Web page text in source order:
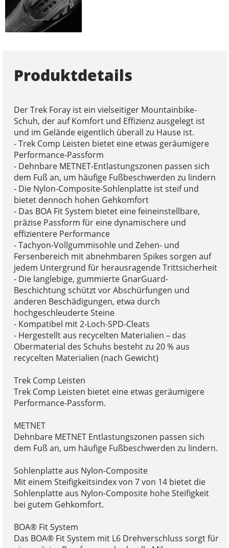
Produktdetails
Der Trek Foray ist ein vielseitiger Mountainbike-
Schuh, der auf Komfort und Effizienz ausgelegt ist
und im Gelände eigentlich überall zu Hause ist.
- Trek Comp Leisten bietet eine etwas geräumigere
Performance-Passform
- Dehnbare METNET-Entlastungszonen passen sich
dem Fuß an, um häufige Fußbeschwerden zu lindern
- Die Nylon-Composite-Sohlenplatte ist steif und
bietet dennoch hohen Gehkomfort
- Das BOA Fit System bietet eine feineinstellbare,
präzise Passform für eine dynamischere und
effizientere Performance
- Tachyon-Vollgummisohle und Zehen- und
Fersenbereich mit abnehmbaren Spikes sorgen auf
jedem Untergrund für herausragende Trittsicherheit
- Die langlebige, gummierte GnarGuard-
Beschichtung schützt vor Abschürfungen und
anderen Beschädigungen, etwa durch
hochgeschleuderte Steine
- Kompatibel mit 2-Loch-SPD-Cleats
- Hergestellt aus recycelten Materialien – das
Obermaterial des Schuhs besteht zu 20 % aus
recycelten Materialien (nach Gewicht)
Trek Comp Leisten
Trek Comp Leisten bietet eine etwas geräumigere
Performance-Passform.
METNET
Dehnbare METNET Entlastungszonen passen sich
dem Fuß an, um häufige Fußbeschwerden zu lindern.
Sohlenplatte aus Nylon-Composite
Mit einem Steifigkeitsindex von 7 von 14 bietet die
Sohlenplatte aus Nylon-Composite hohe Steifigkeit
bei gutem Gehkomfort.
BOA® Fit System
Das BOA® Fit System mit L6 Drehverschluss sorgt für